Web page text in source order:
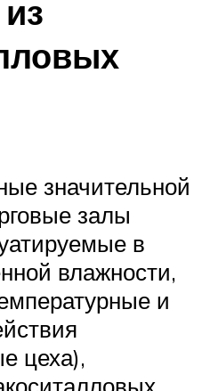
значительной
залы
в
влажности,
и
цеха),